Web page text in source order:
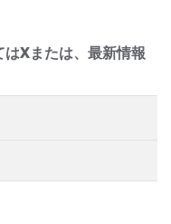
Xまたは、最新情報